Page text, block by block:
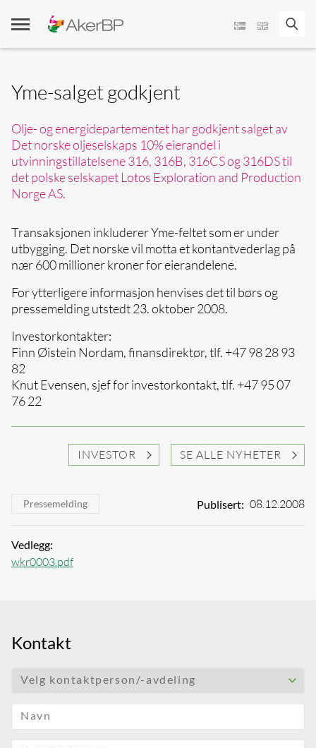
Yme-salget godkjent
Pressemelding Publisert: 08.12.2008
Vedlegg:
wkr0003.pdf
Olje- og energidepartementet har godkjent salget av
Det norske oljeselskaps 10% eierandel i
utvinningstillatelsene 316, 316B, 316CS og 316DS til
det polske selskapet Lotos Exploration and Production
Norge AS.
Transaksjonen inkluderer Yme-feltet som er under
utbygging. Det norske vil motta et kontantvederlag på
nær 600 millioner kroner for eierandelene.
For ytterligere informasjon henvises det til børs og
pressemelding utstedt 23. oktober 2008.
Investorkontakter:
Finn Øistein Nordam, finansdirektør, tlf. +47 98 28 93
82
Knut Evensen, sjef for investorkontakt, tlf. +47 95 07
76 22
INVESTOR SE ALLE NYHETER
Kontakt
Velg kontaktperson/-avdeling
Navn